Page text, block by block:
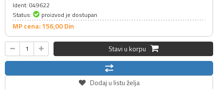
Ident: 049622
Status:
proizvod je dostupan
MP cena: 156,00Din
Stavi u korpu
Dodaj u listu želja